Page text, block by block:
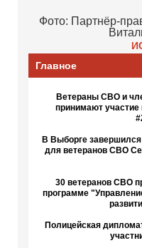
Фото: Партнёр-
Главное
Ветераны СВО и
принимают
В Выборге
для ветеранов СВО
30 ветеранов СВО
программе
Полицейская